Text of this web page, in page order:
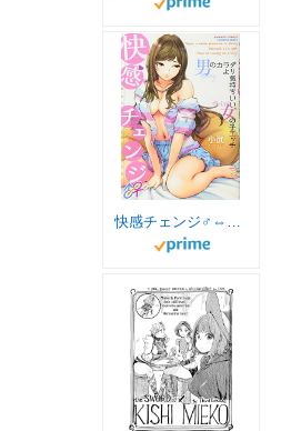
快感チェンジ♂⇔♀ 男のカラダより気持ちいい女の子エッチ (バンブーコミックス COLORFUL SELECT)